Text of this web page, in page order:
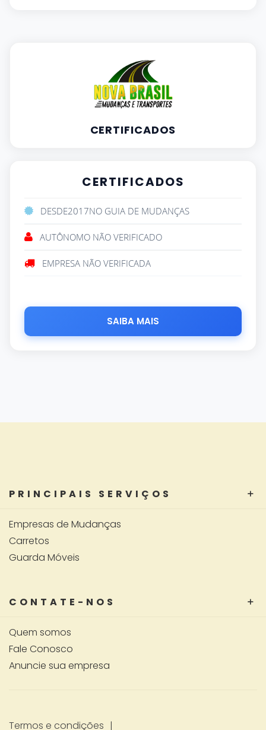
CERTIFICADOS
CERTIFICADOS
DESDE2017NO GUIA DE MUDANÇAS
AUTÔNOMO NÃO VERIFICADO
EMPRESA NÃO VERIFICADA
SAIBA MAIS
PRINCIPAIS SERVIÇOS
Empresas de Mudanças
Carretos
Guarda Móveis
CONTATE-NOS
Quem somos
Fale Conosco
Anuncie sua empresa
Termos e condições